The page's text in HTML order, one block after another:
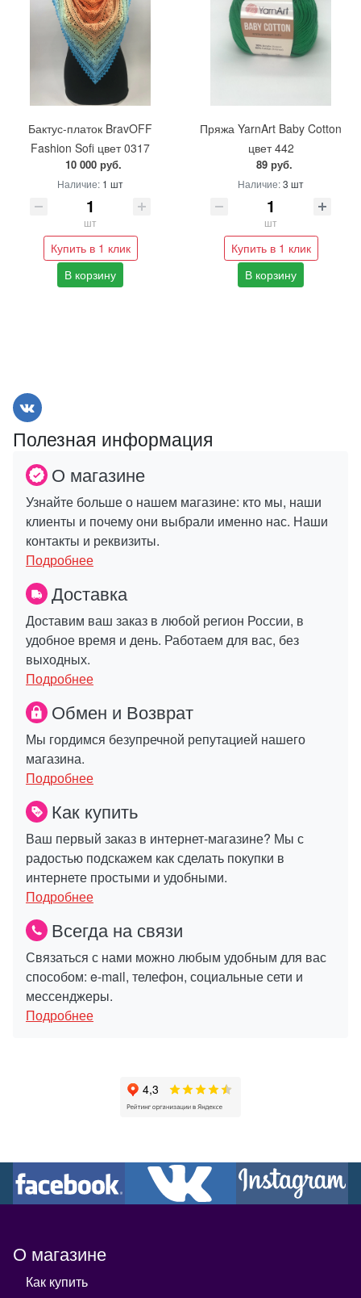
Бактус-платок BravOFF
Fashion Sofi цвет 0317
10 000 руб.
Наличие: 1 шт
шт
Купить в 1 клик
В корзину
Пряжа YarnArt Baby Cotton
цвет 442
89 руб.
Наличие:3 шт
шт
Купить в 1 клик
В корзину
Полезная информация
О магазине
Узнайте больше о нашем магазине: кто мы, наши
клиенты и почему они выбрали именно нас. Наши
контакты и реквизиты.
Подробнее
Доставка
Доставим ваш заказ в любой регион России, в
удобное время и день. Работаем для вас, без
выходных.
Подробнее
Обмен и Возврат
Мы гордимся безупречной репутацией нашего
магазина.
Подробнее
Как купить
Ваш первый заказ в интернет-магазине? Мы с
радостью подскажем как сделать покупки в
интернете простыми и удобными.
Подробнее
Всегда на связи
Связаться с нами можно любым удобным для вас
способом: e-mail, телефон, социальные сети и
мессенджеры.
Подробнее
О магазине
Как купить